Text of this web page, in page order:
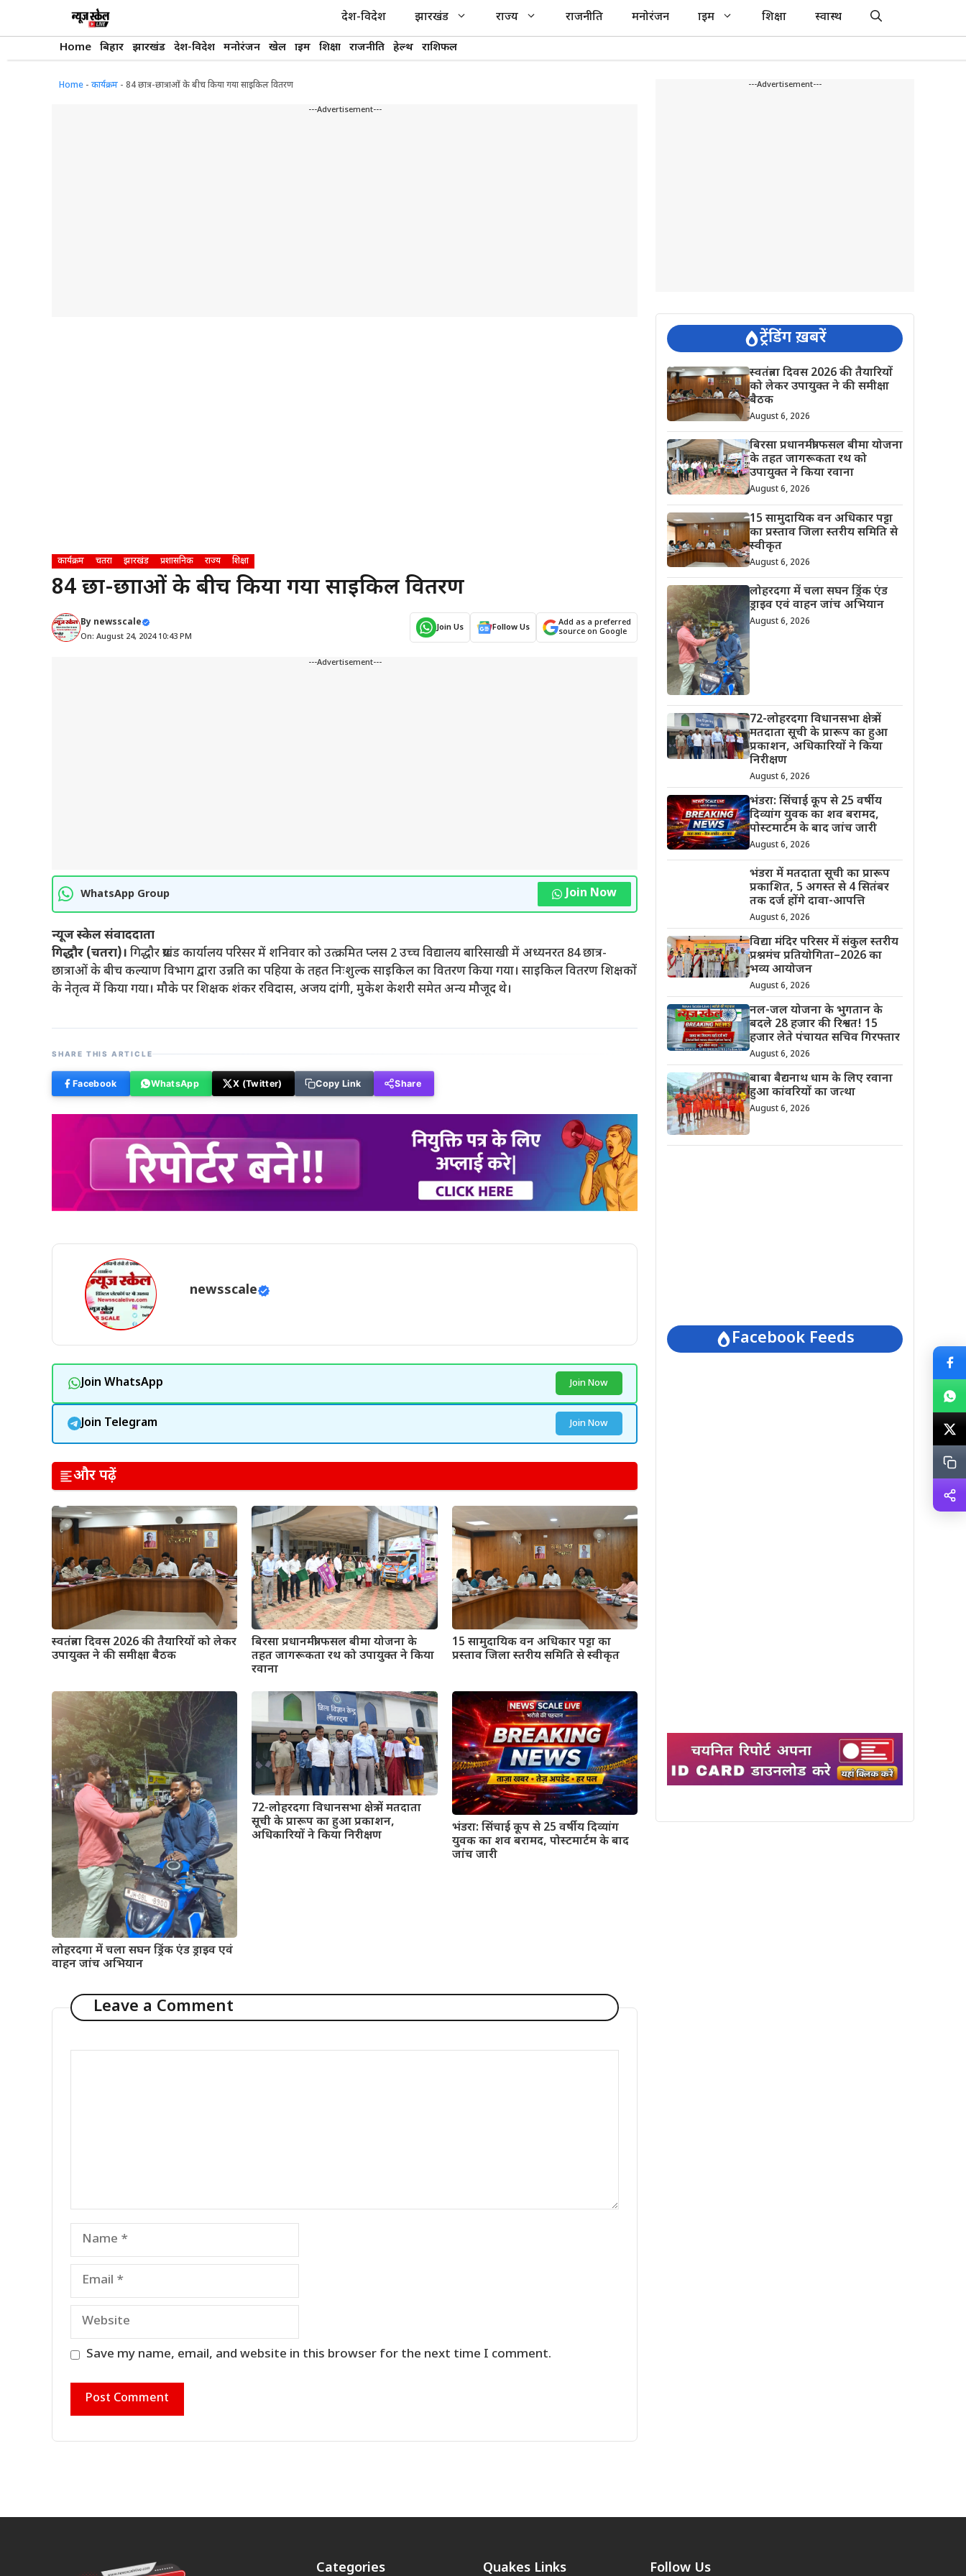
देश-विदेश झारखंड राज्य राजनीति मनोरंजन क्राइम शिक्षा स्वास्थ
Home बिहार झारखंड देश-विदेश मनोरंजन खेल क्राइम शिक्षा राजनीति हेल्थ राशिफल
Home - कार्यक्रम - 84 छात्र-छात्राओं के बीच किया गया साइकिल वितरण
---Advertisement---
कार्यक्रम चतरा झारखंड प्रशासनिक राज्य शिक्षा
84 छात्र-छात्राओं के बीच किया गया साइकिल वितरण
By newsscale
On: August 24, 2024 10:43 PM
Join Us Follow Us
Add as a preferred
source on Google
---Advertisement---
WhatsApp Group Join Now
न्यूज स्केल संवाददाता
गिद्धौर (चतरा)। गिद्धौर प्रखंड कार्यालय परिसर में शनिवार को उत्क्रमित प्लस 2 उच्च विद्यालय बारिसाखी में अध्यनरत 84 छात्र-
छात्राओं के बीच कल्याण विभाग द्वारा उन्नति का पहिया के तहत निःशुल्क साइकिल का वितरण किया गया। साइकिल वितरण शिक्षकों
के नेतृत्व में किया गया। मौके पर शिक्षक शंकर रविदास, अजय दांगी, मुकेश केशरी समेत अन्य मौजूद थे।
SHARE THIS ARTICLE
Facebook WhatsApp X (Twitter) Copy Link Share
newsscale
Join WhatsApp Join Now
Join Telegram Join Now
और पढ़ें
स्वतंत्रता दिवस 2026 की तैयारियों को लेकर
उपायुक्त ने की समीक्षा बैठक
बिरसा प्रधानमंत्री फसल बीमा योजना के
तहत जागरूकता रथ को उपायुक्त ने किया
रवाना
15 सामुदायिक वन अधिकार पट्टा का
प्रस्ताव जिला स्तरीय समिति से स्वीकृत
लोहरदगा में चला सघन ड्रिंक एंड ड्राइव एवं
वाहन जांच अभियान
72-लोहरदगा विधानसभा क्षेत्र में मतदाता
सूची के प्रारूप का हुआ प्रकाशन,
अधिकारियों ने किया निरीक्षण
भंडरा: सिंचाई कूप से 25 वर्षीय दिव्यांग
युवक का शव बरामद, पोस्टमार्टम के बाद
जांच जारी
Leave a Comment
Name
Email
Website
Save my name, email, and website in this browser for the next time I comment.
---Advertisement---
ट्रेंडिंग ख़बरें
स्वतंत्रता दिवस 2026 की तैयारियों
को लेकर उपायुक्त ने की समीक्षा
बैठक
August 6, 2026
बिरसा प्रधानमंत्री फसल बीमा योजना
के तहत जागरूकता रथ को
उपायुक्त ने किया रवाना
August 6, 2026
15 सामुदायिक वन अधिकार पट्टा
का प्रस्ताव जिला स्तरीय समिति से
स्वीकृत
August 6, 2026
लोहरदगा में चला सघन ड्रिंक एंड
ड्राइव एवं वाहन जांच अभियान
August 6, 2026
72-लोहरदगा विधानसभा क्षेत्र में
मतदाता सूची के प्रारूप का हुआ
प्रकाशन, अधिकारियों ने किया
निरीक्षण
August 6, 2026
भंडरा: सिंचाई कूप से 25 वर्षीय
दिव्यांग युवक का शव बरामद,
पोस्टमार्टम के बाद जांच जारी
August 6, 2026
भंडरा में मतदाता सूची का प्रारूप
प्रकाशित, 5 अगस्त से 4 सितंबर
तक दर्ज होंगे दावा-आपत्ति
August 6, 2026
विद्या मंदिर परिसर में संकुल स्तरीय
प्रश्नमंच प्रतियोगिता–2026 का
भव्य आयोजन
August 6, 2026
नल-जल योजना के भुगतान के
बदले 28 हजार की रिश्वत! 15
हजार लेते पंचायत सचिव गिरफ्तार
August 6, 2026
बाबा बैद्यनाथ धाम के लिए रवाना
हुआ कांवरियों का जत्था
August 6, 2026
Facebook Feeds
Categories Quakes Links Follow Us